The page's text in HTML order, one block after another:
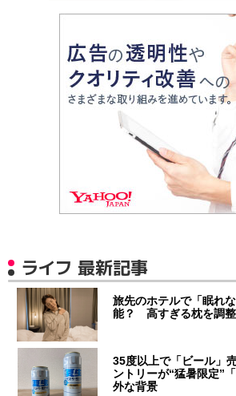
ライフ 最新記事
旅先のホテルで「眠れ
能？ 高すぎる枕を調整
35度以上で「ビール」
ントリーが“猛暑限定”
外な背景